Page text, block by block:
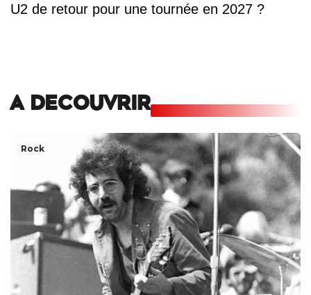
U2 de retour pour une tournée en 2027 ?
A DECOUVRIR
Rock